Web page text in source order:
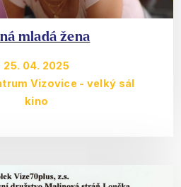
mladá žena
25. 04. 2025
Vizovice - velký sál
kino